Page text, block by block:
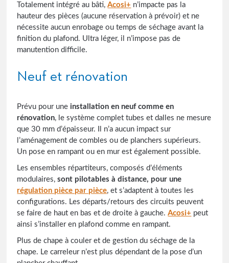
Totalement intégré au bâti,Acosi+ n’impacte pas la
hauteur des pièces (aucune réservation à prévoir) et ne
nécessite aucun enrobage ou temps de séchage avant la
finition du plafond. Ultra léger, il n’impose pas de
manutention difficile.
Neuf et rénovation
Prévu pour uneinstallation en neuf comme en
rénovation, le système complet tubes et dalles ne mesure
que 30 mm d’épaisseur. Il n’a aucun impact sur
l’aménagement de combles ou de planchers supérieurs.
Un pose en rampant ou en mur est également possible.
Les ensembles répartiteurs, composés d’éléments
modulaires,sont pilotables à distance, pour une
régulation pièce par pièce, et s’adaptent à toutes les
configurations. Les départs/retours des circuits peuvent
se faire de haut en bas et de droite à gauche.Acosi+ peut
ainsi s’installer en plafond comme en rampant.
Plus de chape à couler et de gestion du séchage de la
chape. Le carreleur n’est plus dépendant de la pose d’un